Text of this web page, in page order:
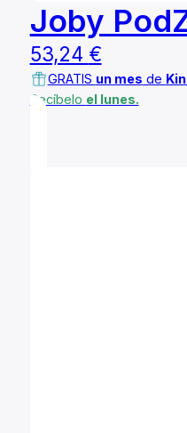
Joby
53,24 €
GRATIS un mes de
Recíbelo el lunes.